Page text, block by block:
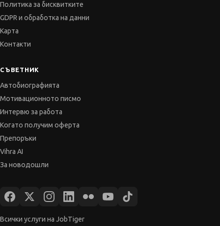
Политика за бисквитките
GDPR и обработка на данни
Карта
Контакти
СЪВЕТНИК
Автобиографията
Мотивационното писмо
Интервю за работа
Когато получим оферта
Препоръки
Vihra AI
За новодошли
Всички услуги на JobTiger